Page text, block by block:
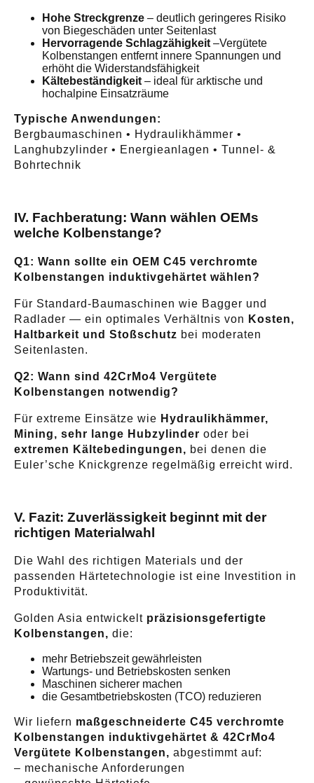
Hohe Streckgrenze – deutlich geringeres Risiko
von Biegeschäden unter Seitenlast
Hervorragende Schlagzähigkeit–Vergütete
Kolbenstangen entfernt innere Spannungen und
erhöht die Widerstandsfähigkeit
Kältebeständigkeit– ideal für arktische und
hochalpine Einsatzräume
Typische Anwendungen:
Bergbaumaschinen • Hydraulikhämmer •
Langhubzylinder • Energieanlagen • Tunnel- &
Bohrtechnik
IV. Fachberatung: Wann wählen OEMs
welche Kolbenstange?
Q1: Wann sollte ein OEM C45 verchromte
Kolbenstangen induktivgehärtet wählen?
Für Standard-Baumaschinen wie Bagger und
Radlader — ein optimales Verhältnis von Kosten,
Haltbarkeit und Stoßschutz bei moderaten
Seitenlasten.
Q2: Wann sind 42CrMo4 Vergütete
Kolbenstangen notwendig?
Für extreme Einsätze wie Hydraulikhämmer,
Mining, sehr lange Hubzylinder oder bei
extremen Kältebedingungen, bei denen die
Euler’sche Knickgrenze regelmäßig erreicht wird.
V. Fazit: Zuverlässigkeit beginnt mit der
richtigen Materialwahl
Die Wahl des richtigen Materials und der
passenden Härtetechnologie ist eine Investition in
Produktivität.
Golden Asia entwickelt präzisionsgefertigte
Kolbenstangen, die:
mehr Betriebszeit gewährleisten
Wartungs- und Betriebskosten senken
Maschinen sicherer machen
die Gesamtbetriebskosten (TCO) reduzieren
Wir liefern maßgeschneiderte C45 verchromte
Kolbenstangen induktivgehärtet & 42CrMo4
Vergütete Kolbenstangen, abgestimmt auf:
– mechanische Anforderungen